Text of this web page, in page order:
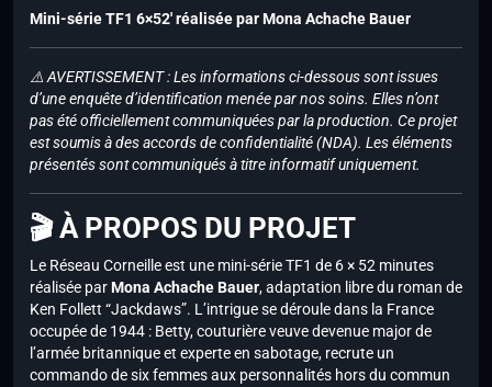
Mini-série TF1 6×52′ réalisée parMona Achache Bauer
⚠️ AVERTISSEMENT : Les informations ci-dessous sont issues
d’une enquête d’identification menée par nos soins. Elles n’ont
pas été officiellement communiquées par la production. Ce projet
est soumis à des accords de confidentialité (NDA). Les éléments
présentés sont communiqués à titre informatif uniquement.
🎬 À PROPOS DU PROJET
Le Réseau Corneille est une mini-série TF1 de 6 × 52 minutes
réalisée parMona Achache Bauer, adaptation libre du roman de
Ken Follett “Jackdaws”. L’intrigue se déroule dans la France
occupée de 1944 : Betty, couturière veuve devenue major de
l’armée britannique et experte en sabotage, recrute un
commando de six femmes aux personnalités hors du commun